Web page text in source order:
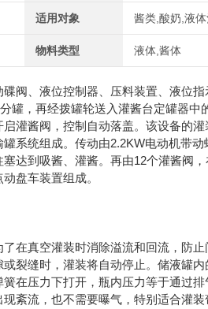
适用对象 酱类,酸奶,液
物料类型 液体,酱体
阀、液位控制器、压料装置、液位
罐，再经拨罐轮送入灌酱台定罐器中
灌酱阀，控制自动落盖。该设备的
系统组成。传动由2.2KW电动机带
达到吸酱、灌酱。再由12个灌酱阀
盘车装置组成。
真空灌装时消除溢流和回流，防止
裂缝时，灌装将自动停止。储液罐内
在压力下打开，瓶内压力等于通过
紊流，也不需要曝气，特别适合灌